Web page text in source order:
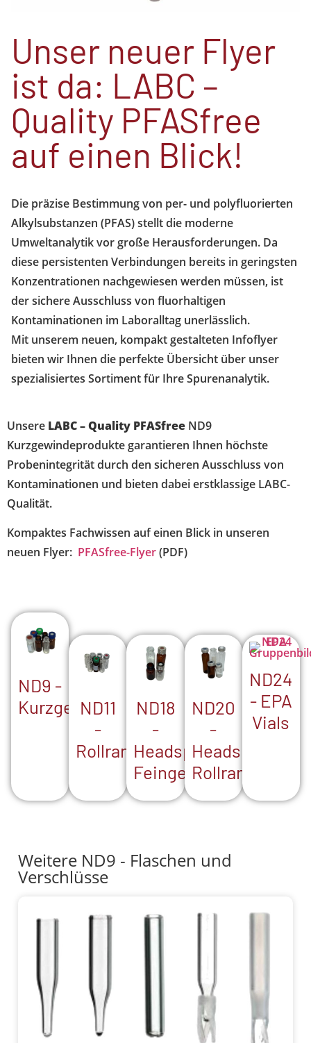
Unser neuer Flyer
ist da: LABC –
Quality PFASfree
auf einen Blick!
Die präzise Bestimmung von per- und polyfluorierten
Alkylsubstanzen (PFAS) stellt die moderne
Umweltanalytik vor große Herausforderungen. Da
diese persistenten Verbindungen bereits in geringsten
Konzentrationen nachgewiesen werden müssen, ist
der sichere Ausschluss von fluorhaltigen
Kontaminationen im Laboralltag unerlässlich.
Mit unserem neuen, kompakt gestalteten Infoflyer
bieten wir Ihnen die perfekte Übersicht über unser
spezialisiertes Sortiment für Ihre Spurenanalytik.
Unsere LABC – Quality PFASfree ND9
Kurzgewindeprodukte garantieren Ihnen höchste
Probenintegrität durch den sicheren Ausschluss von
Kontaminationen und bieten dabei erstklassige LABC-
Qualität.
Kompaktes Fachwissen auf einen Blick in unseren
neuen Flyer: PFASfree-Flyer(PDF)
ND9 -
Kurzgewinde
ND11
-
Rollrand
ND18
-
Headspace-
Feingewinde
ND20
-
Headspace-
Rollrand
ND24
- EPA
Vials
Weitere ND9 - Flaschen und
Verschlüsse